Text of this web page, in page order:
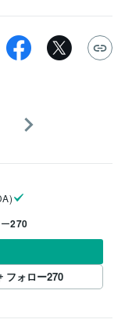
270
フォロー270